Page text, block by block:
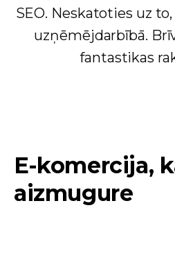
SEO. Neskatoties uz
uzņēmējdarbībā.
fantastikas
E-komercija,
aizmugure